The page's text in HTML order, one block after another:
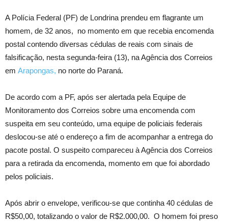
A Polícia Federal (PF) de Londrina prendeu em flagrante um
homem, de 32 anos, no momento em que recebia encomenda
postal contendo diversas cédulas de reais com sinais de
falsificação, nesta segunda-feira (13), na Agência dos Correios
em Arapongas, no norte do Paraná.
De acordo com a PF, após ser alertada pela Equipe de
Monitoramento dos Correios sobre uma encomenda com
suspeita em seu conteúdo, uma equipe de policiais federais
deslocou-se até o endereço a fim de acompanhar a entrega do
pacote postal. O suspeito compareceu à Agência dos Correios
para a retirada da encomenda, momento em que foi abordado
pelos policiais.
Após abrir o envelope, verificou-se que continha 40 cédulas de
R$50,00, totalizando o valor de R$2.000,00. O homem foi preso